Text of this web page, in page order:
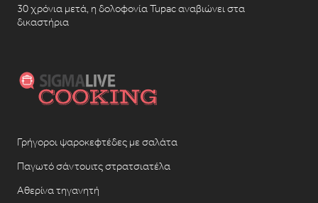
30 χρόνια μετά, η δολοφονία Tupac αναβιώνει στα
δικαστήρια
Γρήγοροι ψαροκεφτέδες με σαλάτα
Παγωτό σάντουιτς στρατσιατέλα
Αθερίνα τηγανητή